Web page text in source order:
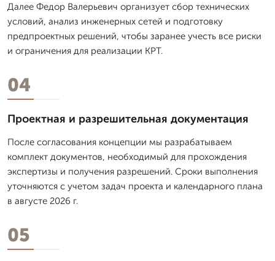
Далее Федор Валерьевич организует сбор технических
условий, анализ инженерных сетей и подготовку
предпроектных решений, чтобы заранее учесть все риски
и ограничения для реализации КРТ.
04
Проектная и разрешительная документация
После согласования концепции мы разрабатываем
комплект документов, необходимый для прохождения
экспертизы и получения разрешений. Сроки выполнения
уточняются с учетом задач проекта и календарного плана
в августе 2026 г.
05